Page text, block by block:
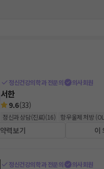
정신건강의학과 전문의 의사회원
서한
9.6(33)
정신과 상담(진료)(16) 항우울제 처방
약력보기 이
정신건강의학과 전문의 의사회원